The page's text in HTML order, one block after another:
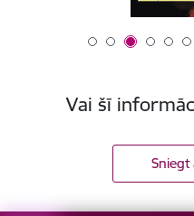
Vai šī
Sniegt